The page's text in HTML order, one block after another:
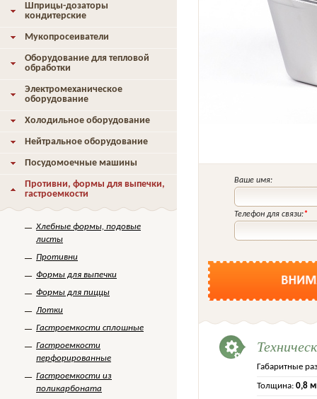
Ваше имя:
Телефон для связи:*
Габаритные
Толщина: 0,8
Шприцы-дозаторы
кондитерские
Мукопросеиватели
Оборудование для тепловой
обработки
Электромеханическое
оборудование
Холодильное оборудование
Нейтральное оборудование
Посудомоечные машины
Противни, формы для выпечки,
гастроемкости
Хлебные формы, подовые
листы
Противни
Формы для выпечки
Формы для пиццы
Лотки
Гастроемкости сплошные
Гастроемкости
перфорированные
Гастроемкости из
поликарбоната